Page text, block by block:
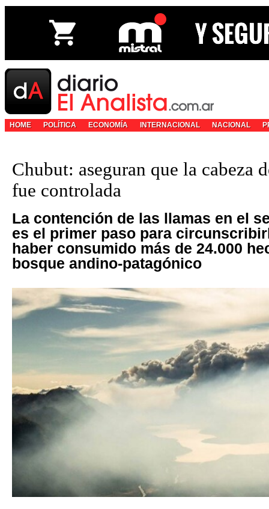
HOME POLÍTICA ECONOMÍA INTERNACIONAL NACIONAL
Chubut: aseguran que la cabeza
fue controlada
La contención de las llamas en el
es el primer paso para
haber consumido más de 24.000
bosque andino-patagónico